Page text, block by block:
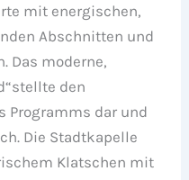
mit energischen,
Abschnitten und
Das moderne,
den
Programms dar und
Die Stadtkapelle
Klatschen mit